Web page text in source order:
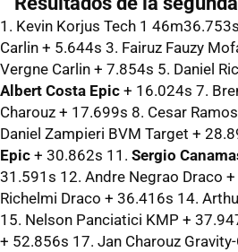
1. Kevin Korjus Tech 1
Carlin + 5.644s 3. Fairuz Fauzy
Vergne Carlin + 7.854s 5. Daniel
Albert Costa Epic + 16.024s 7.
Charouz + 17.699s 8. Cesar
Daniel Zampieri BVM Target +
Epic + 30.862s 11. Sergio
31.591s 12. Andre Negrao Draco
Richelmi Draco + 36.416s 14.
15. Nelson Panciatici KMP +
+ 52.856s 17. Jan Charouz